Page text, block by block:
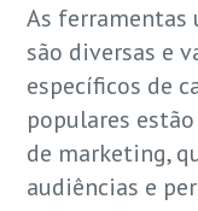
As
são diversas e
específicos de
populares
de marketing,
audiências e